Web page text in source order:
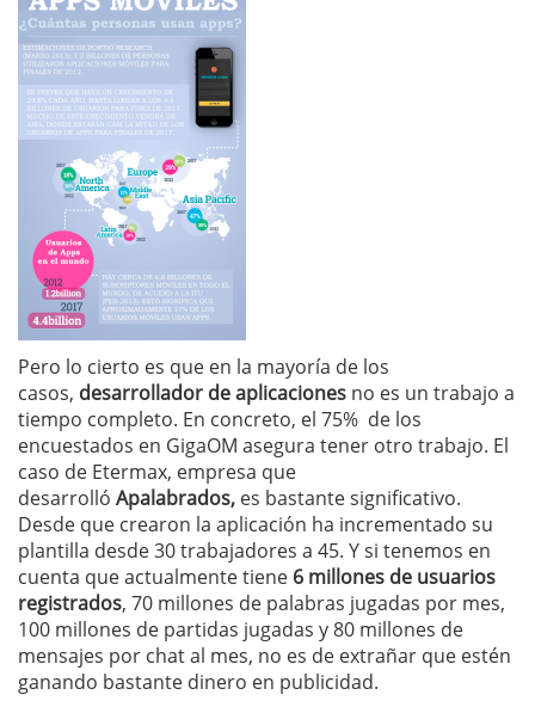
Pero lo cierto es que en la mayoría de los
casos, desarrollador de aplicaciones no es un trabajo a
tiempo completo. En concreto, el 75% de los
encuestados en GigaOM asegura tener otro trabajo. El
caso de Etermax, empresa que
desarrolló Apalabrados, es bastante significativo.
Desde que crearon la aplicación ha incrementado su
plantilla desde 30 trabajadores a 45. Y si tenemos en
cuenta que actualmente tiene 6 millones de usuarios
registrados, 70 millones de palabras jugadas por mes,
100 millones de partidas jugadas y 80 millones de
mensajes por chat al mes, no es de extrañar que estén
ganando bastante dinero en publicidad.